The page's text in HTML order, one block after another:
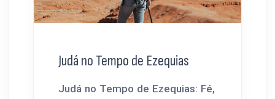
Judá no Tempo de Ezequias
Judá no Tempo de Ezequias: Fé,